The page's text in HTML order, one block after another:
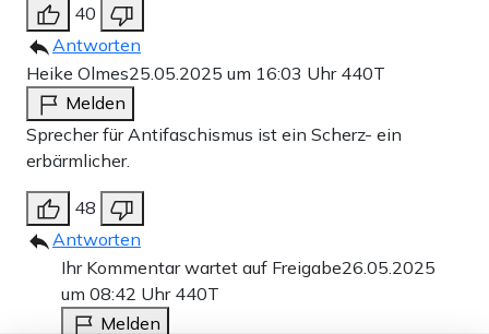
40
Antworten
Heike Olmes25.05.2025 um 16:03 Uhr 440T
Melden
Sprecher für Antifaschismus ist ein Scherz- ein
erbärmlicher.
48
Antworten
Ihr Kommentar wartet auf Freigabe26.05.2025
um 08:42 Uhr 440T
Melden